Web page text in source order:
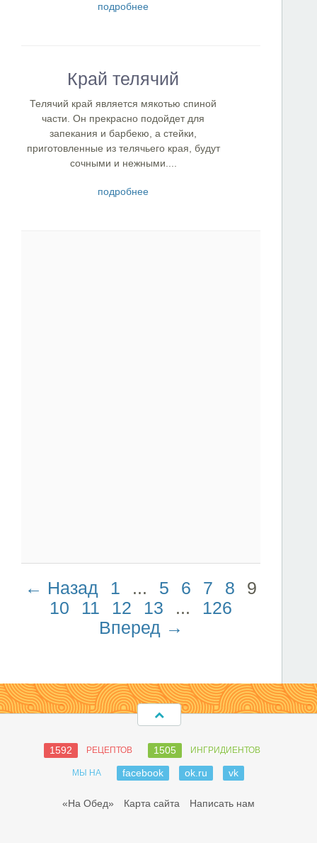
подробнее
Край телячий
Телячий край является мякотью спиной
части. Он прекрасно подойдет для
запекания и барбекю, а стейки,
приготовленные из телячьего края, будут
сочными и нежными....
подробнее
← Назад 1 ... 5 6 7 8
9
10
11 12 13 ...
126
Вперед →
1592 РЕЦЕПТОВ 1505 ИНГРИДИЕНТОВ
МЫ НА facebook ok.ru vk
«На Обед» Карта сайта Написать нам